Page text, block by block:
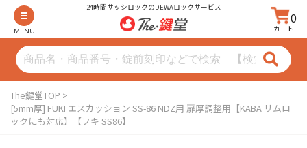
MENU
24時間サッシロックのDEWAロックサービス
0
カート
The鍵堂TOP
[5mm厚] FUKI エスカッション SS-86 NDZ用 扉厚調整用【KABA リムロ
ックにも対応】【フキ SS86】